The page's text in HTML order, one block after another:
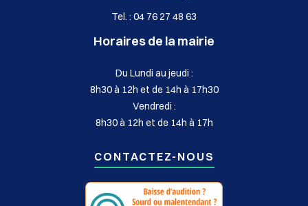
Tel. : 04 76 27 48 63
Horaires de la mairie
Du Lundi au jeudi :
8h30 à 12h et de 14h à 17h30
Vendredi :
8h30 à 12h et de 14h à 17h
CONTACTEZ-NOUS